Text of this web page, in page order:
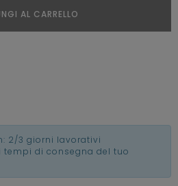
AL CARRELLO
2/3 giorni lavorativi
tempi di consegna del tuo